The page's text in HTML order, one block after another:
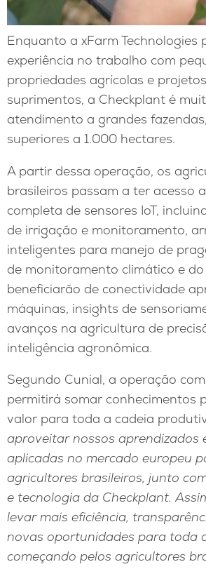
Enquanto a xFarm Technologies
experiência no trabalho com
propriedades agrícolas e
suprimentos, a Checkplant é
atendimento a grandes
superiores a 1.000 hectares.
A partir dessa operação, os
brasileiros passam a ter acesso
completa de sensores IoT,
de irrigação e monitoramento,
inteligentes para manejo de
de monitoramento climático e do
beneficiarão de conectividade
máquinas, insights de
avanços na agricultura de
inteligência agronômica.
Segundo Cunial, a operação
permitirá somar conhecimentos
valor para toda a cadeia
aproveitar nossos aprendizados
aplicadas no mercado europeu
agricultores brasileiros, junto
e tecnologia da Checkplant.
levar mais eficiência,
novas oportunidades para toda
começando pelos agricultores